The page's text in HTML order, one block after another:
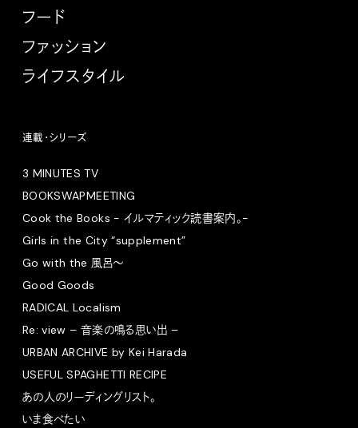
フード
ファッション
ライフスタイル
連載・シリーズ
3 MINUTES TV
BOOKSWAPMEETING
Cook the Books - イルマティック読書案内。-
Girls in the City “supplement”
Go with the 風呂〜
Good Goods
RADICAL Localism
Re: view – 音楽の鳴る思い出 –
URBAN ARCHIVE by Kei Harada
USEFUL SPAGHETTI RECIPE
あの人のリーディングリスト。
いま食べたい